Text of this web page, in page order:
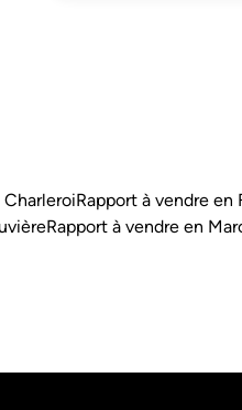
CharleroiRapport à vendre en
Rapport à vendre en